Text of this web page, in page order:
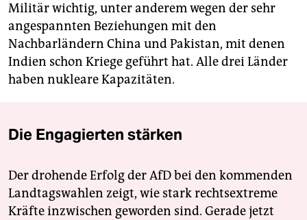
Militär wichtig, unter anderem wegen der sehr
angespannten Beziehungen mit den
Nachbarländern China und Pakistan, mit denen
Indien schon Kriege geführt hat. Alle drei Länder
haben nukleare Kapazitäten.
Die Engagierten stärken
Der drohende Erfolg der AfD bei den kommenden
Landtagswahlen zeigt, wie stark rechtsextreme
Kräfte inzwischen geworden sind. Gerade jetzt